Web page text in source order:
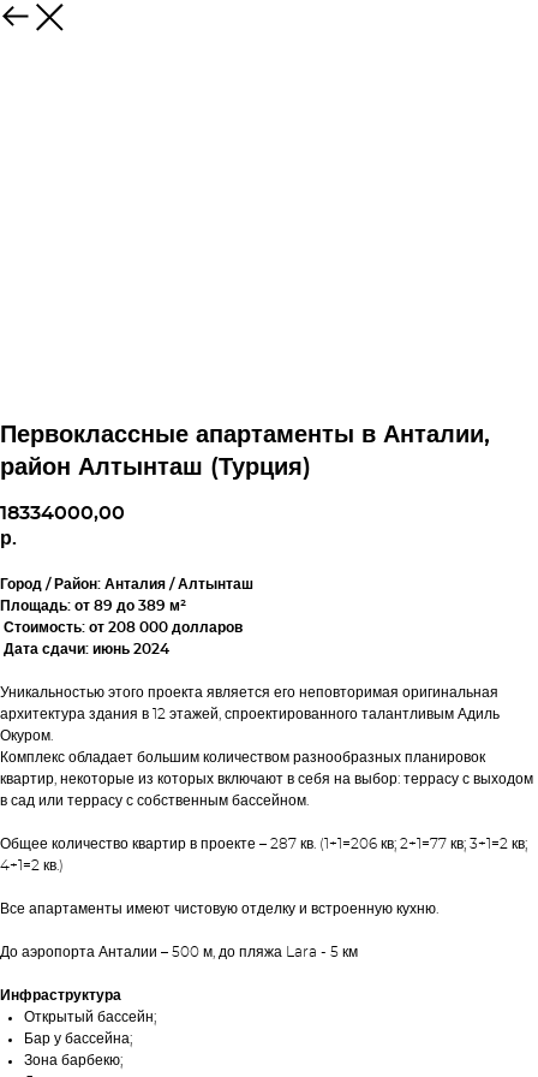
Первоклассные апартаменты в Анталии,
район Алтынташ (Турция)
18334000,00
р.
Город / Район: Анталия / Алтынташ
Площадь: от 89 до 389 м²
Стоимость: от 208 000 долларов
Дата сдачи: июнь 2024
Уникальностью этого проекта является его неповторимая оригинальная
архитектура здания в 12 этажей, спроектированного талантливым Адиль
Окуром.
Комплекс обладает большим количеством разнообразных планировок
квартир, некоторые из которых включают в себя на выбор: террасу с выходом
в сад или террасу с собственным бассейном.
Общее количество квартир в проекте – 287 кв. (1+1=206 кв; 2+1=77 кв; 3+1=2 кв;
4+1=2 кв.)
Все апартаменты имеют чистовую отделку и встроенную кухню.
До аэропорта Анталии – 500 м, до пляжа Lara - 5 км
Инфраструктура
Открытый бассейн;
Бар у бассейна;
Зона барбекю;